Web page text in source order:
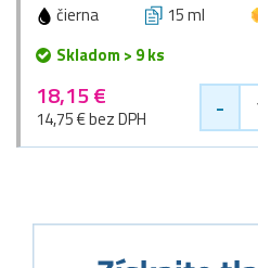
čierna 15 ml
Skladom > 9 ks
18,15 €
14,75 € bez DPH -